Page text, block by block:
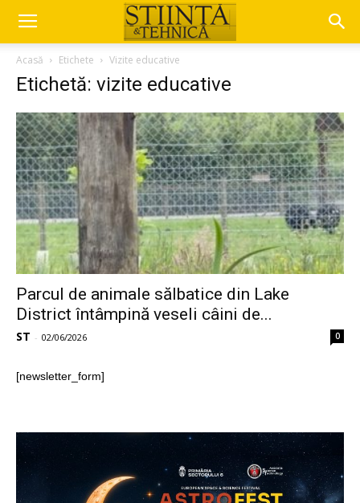
Acasă Etichete Vizite educative
Etichetă: vizite educative
Parcul de animale sălbatice din Lake
District întâmpină veseli câini de...
ST - 02/06/2026 0
[newsletter_form]